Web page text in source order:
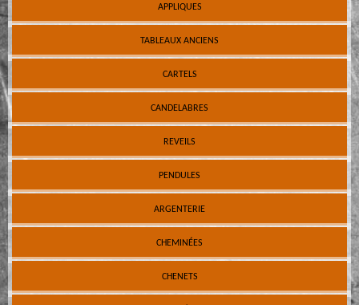
APPLIQUES
TABLEAUX ANCIENS
CARTELS
CANDELABRES
REVEILS
PENDULES
ARGENTERIE
CHEMINÉES
CHENETS